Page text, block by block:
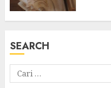
SEARCH